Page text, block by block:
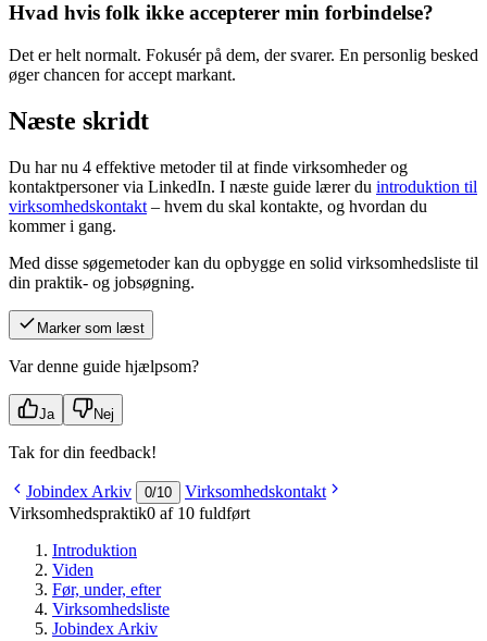
Hvad hvis folk ikke accepterer min forbindelse?
Det er helt normalt. Fokusér på dem, der svarer. En personlig besked
øger chancen for accept markant.
Næste skridt
Du har nu 4 effektive metoder til at finde virksomheder og
kontaktpersoner via LinkedIn. I næste guide lærer du introduktion til
virksomhedskontakt – hvem du skal kontakte, og hvordan du
kommer i gang.
Med disse søgemetoder kan du opbygge en solid virksomhedsliste til
din praktik- og jobsøgning.
Marker som læst
Var denne guide hjælpsom?
Ja Nej
Tak for din feedback!
Jobindex Arkiv 0/10
Virksomhedskontakt
Virksomhedspraktik0 af 10 fuldført
Introduktion
Viden
Før, under, efter
Virksomhedsliste
Jobindex Arkiv